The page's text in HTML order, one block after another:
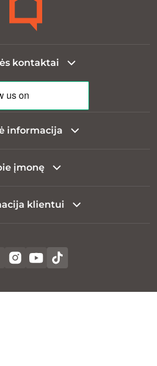
kontaktai
informacija
įmonę
klientui